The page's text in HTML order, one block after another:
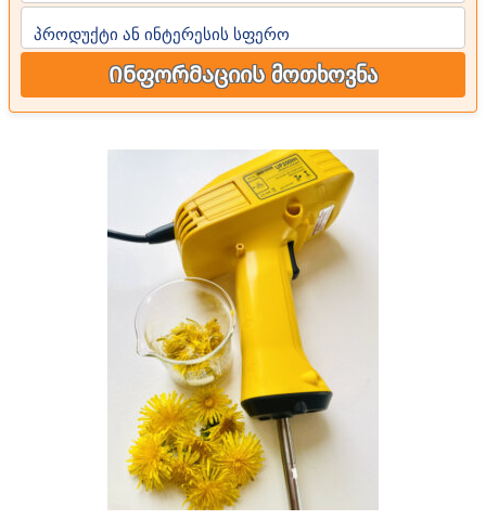
პროდუქტი ან ინტერესის სფერო
Ინფორმაციის მოთხოვნა